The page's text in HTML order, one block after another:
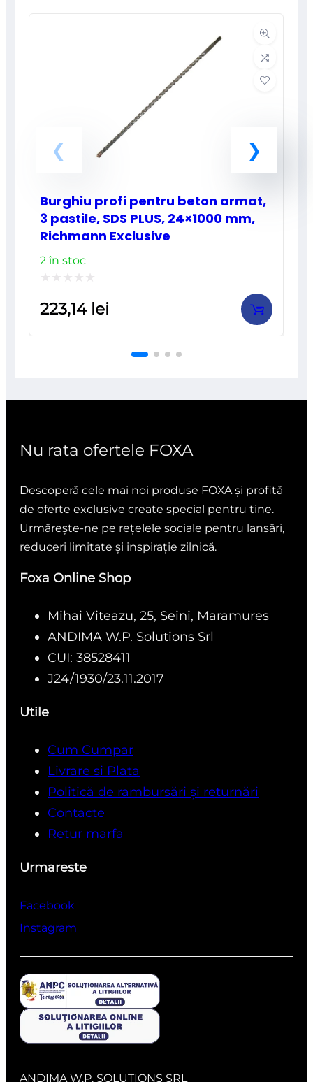
Burghiu profi pentru beton armat,
3 pastile, SDS PLUS, 24×1000 mm,
Richmann Exclusive
2 în stoc
la
223,14 lei
Nu rata ofertele FOXA
Descoperă cele mai noi produse FOXA și profită
de oferte exclusive create special pentru tine.
Urmărește-ne pe rețelele sociale pentru lansări,
reduceri limitate și inspirație zilnică.
Foxa Online Shop
Mihai Viteazu, 25, Seini, Maramures
ANDIMA W.P. Solutions Srl
CUI: 38528411
J24/1930/23.11.2017
Utile
Cum Cumpar
Livrare si Plata
Politică de rambursări și returnări
Contacte
Retur marfa
Urmareste
Facebook
Instagram
ANDIMA W.P. SOLUTIONS SRL